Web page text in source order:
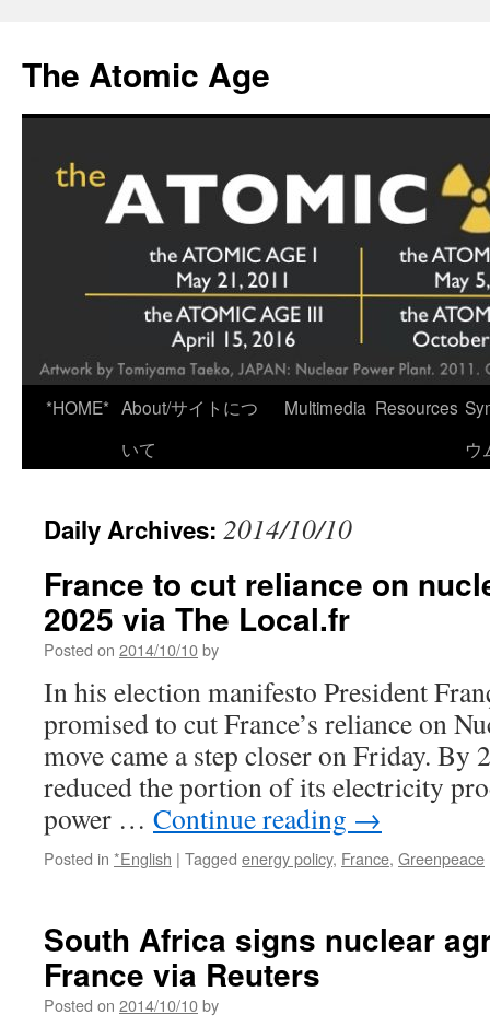
content
The Atomic Age
*HOME* About/サイトにつ
いて
Multimedia Resources
ウ
Daily Archives: 2014/10/10
France to cut reliance on
2025 via The Local.fr
Posted on 2014/10/10by
In his election manifesto President
promised to cut France’s reliance on
move came a step closer on Friday. By
reduced the portion of its electricity
power … Continue reading →
Posted in *English | Tagged energy policy, France, Greenpeace
South Africa signs nuclear
France via Reuters
Posted on 2014/10/10by